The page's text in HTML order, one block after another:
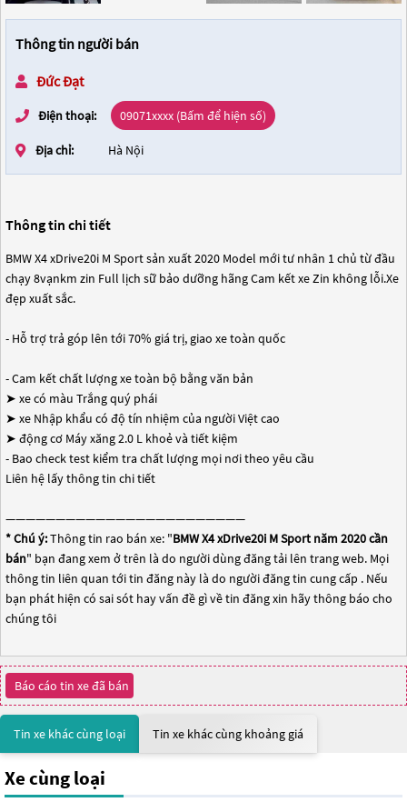
Thông tin người bán
Đức Đạt
Điện thoại: 09071xxxx (Bấm để hiện số)
Địa chỉ: Hà Nội
Thông tin chi tiết
BMW X4 xDrive20i M Sport sản xuất 2020 Model mới tư nhân 1 chủ từ đầu
chạy 8vạnkm zin Full lịch sữ bảo dưỡng hãng Cam kết xe Zin không lỗi.Xe
đẹp xuất sắc.
- Hỗ trợ trả góp lên tới 70% giá trị, giao xe toàn quốc
- Cam kết chất lượng xe toàn bộ bằng văn bản
➤ xe có màu Trắng quý phái
➤ xe Nhập khẩu có độ tín nhiệm của người Việt cao
➤ động cơ Máy xăng 2.0 L khoẻ và tiết kiệm
- Bao check test kiểm tra chất lượng mọi nơi theo yêu cầu
Liên hệ lấy thông tin chi tiết
————————————————————————
* Chú ý:Thông tin rao bán xe: "BMW X4 xDrive20i M Sport năm 2020 cần
bán" bạn đang xem ở trên là do người dùng đăng tải lên trang web. Mọi
thông tin liên quan tới tin đăng này là do người đăng tin cung cấp . Nếu
bạn phát hiện có sai sót hay vấn đề gì về tin đăng xin hãy thông báo cho
chúng tôi
Báo cáo tin xe đã bán
Tin xe khác cùng loại Tin xe khác cùng khoảng giá
Xe cùng loại